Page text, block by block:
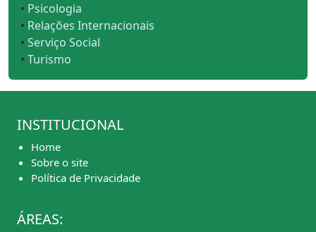
• Psicologia
• Relações Internacionais
• Serviço Social
• Turismo
INSTITUCIONAL
Home
Sobre o site
Política de Privacidade
ÁREAS: